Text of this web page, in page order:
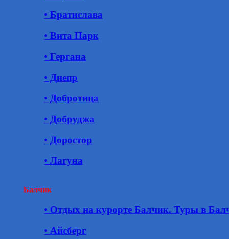
• Братислава
• Вита Парк
• Гергана
• Днепр
• Добротица
• Добруджа
• Доростор
• Лагуна
Балчик
• Отдых на курорте Балчик. Туры в
• Айсберг